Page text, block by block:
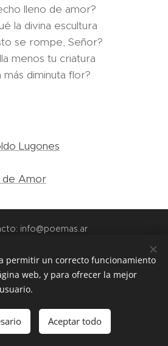
lleno de amor?
la divina escultura
se rompe, Señor?
menos tu criatura
más diminuta flor?
Lugones
de Amor
info@poemas.ar
amigas:
Cookies
permitir un correcto funcionamiento
web, y para ofrecer la mejor
Aceptar todo